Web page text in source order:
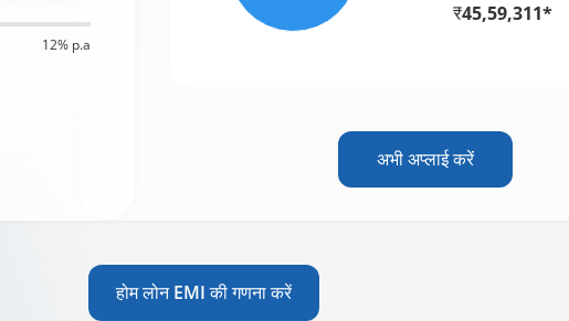
12% p.a
₹45,59,311*
अभी अप्लाई करें
होम लोन EMI की गणना करें